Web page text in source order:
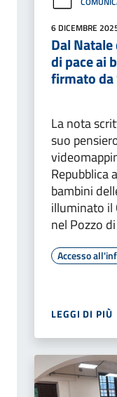
6 DICEMBRE
Dal
di pace ai
firmato da
La nota
suo
Repubblica
bambini
illuminato il
nel Pozzo
Accesso
LEGGI DI PIÙ